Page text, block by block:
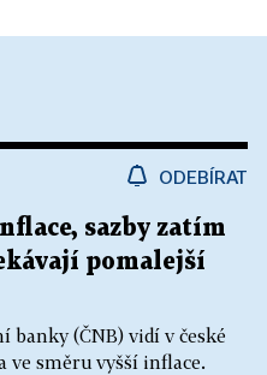
ODEBÍRAT
sazby zatím
pomalejší
banky (ČNB) vidí v české
směru vyšší inflace.